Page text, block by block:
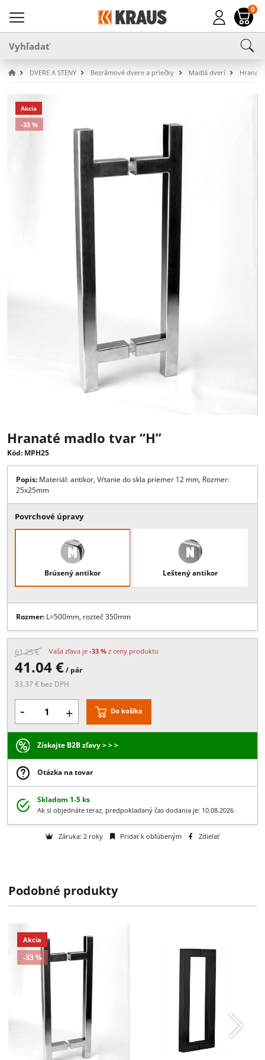
0
DVERE A STENY Bezrámové dvere a priečky Madlá dverí
Akcia
Hranaté madlo tvar “H”
Kód: MPH25
Popis:Materiál: antikor, Vŕtanie do skla priemer 12 mm, Rozmer:
Povrchové úpravy
Brúsený antikor Leštený antikor
Rozmer:L=500mm, rozteč 350mm
61.25 € Vaša zľava je-33 %z ceny produktu
41.04 €/ pár
33.37 € bez DPH
- + Do košíka
Získajte B2B zľavy > > >
Skladom 1-5 ks
Ak si objednáte teraz, predpokladaný čas dodania je: 10.08.2026
Podobné produkty
Akcia
-33 %